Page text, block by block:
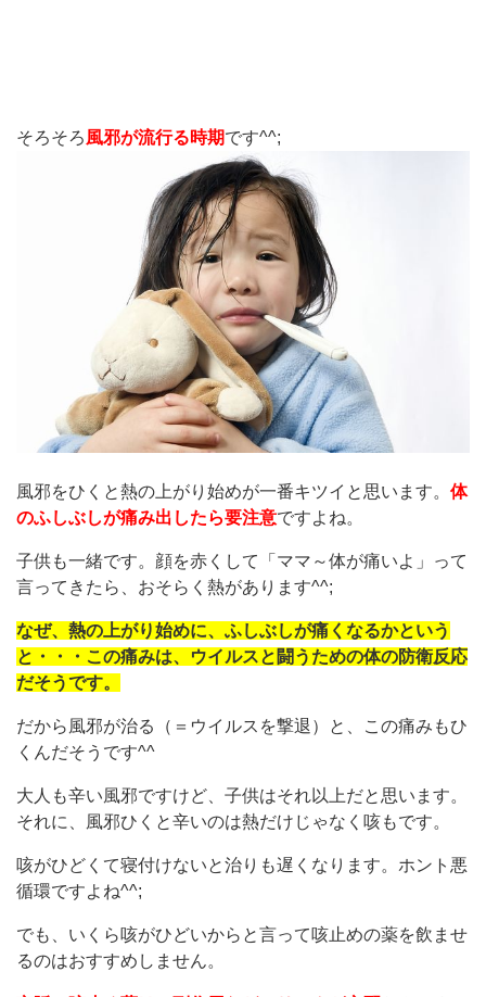
そろそろ風邪が流行る時期です^^;
風邪をひくと熱の上がり始めが一番キツイと思います。 体
のふしぶしが痛み出したら要注意ですよね。
子供も一緒です。顔を赤くして「ママ～体が痛いよ」って
言ってきたら、おそらく熱があります^^;
なぜ、熱の上がり始めに、ふしぶしが痛くなるかという
と・・・この痛みは、ウイルスと闘うための体の防衛反応
だそうです。
だから風邪が治る（＝ウイルスを撃退）と、この痛みもひ
くんだそうです^^
大人も辛い風邪ですけど、子供はそれ以上だと思います。
それに、風邪ひくと辛いのは熱だけじゃなく咳もです。
咳がひどくて寝付けないと治りも遅くなります。ホント悪
循環ですよね^^;
でも、いくら咳がひどいからと言って咳止めの薬を飲ませ
るのはおすすめしません。